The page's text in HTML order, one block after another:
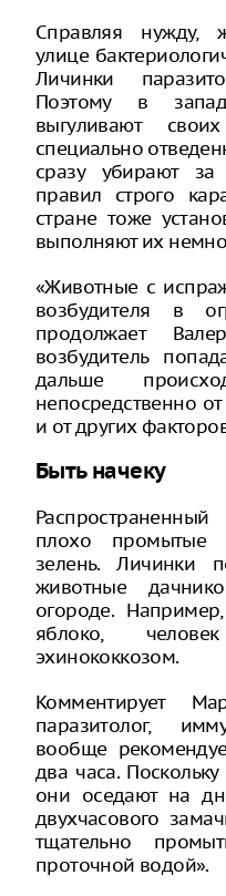
Справляя нужду,
улице
Личинки
Поэтому в
выгуливают
специально
сразу убирают
правил строго
стране тоже
выполняют их
«Животные с
возбудителя в
продолжает
возбудитель
дальше
непосредственно
и от других
Быть начеку
плохо промытые
зелень. Личинки
животные
огороде.
яблоко,
эхинококкозом.
Комментирует
паразитолог,
вообще
два часа.
они оседают на
двухчасового
тщательно
проточной водой».